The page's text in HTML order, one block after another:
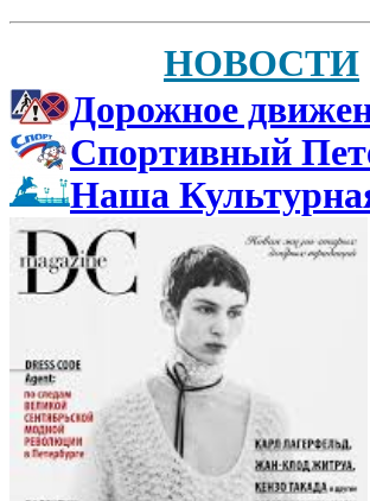
НОВОСТИ
Дорожное
Спортивный
Наша